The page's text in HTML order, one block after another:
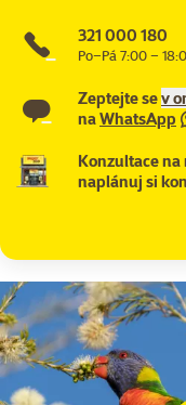
321 000 180
Po–Pá 7:00 –
Zeptejte sev
naWhatsApp
Konzultace
naplánuj si